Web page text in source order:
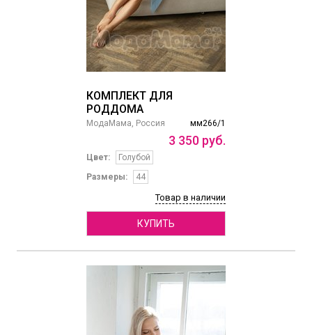
КОМПЛЕКТ ДЛЯ
РОДДОМА
мм266/1
МодаМама, Россия
3 350 руб.
Цвет:
Голубой
Размеры:
44
Товар в наличии
КУПИТЬ